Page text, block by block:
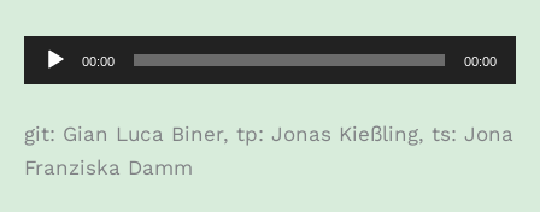
Audio-
Player
00:00 00:00
git: Gian Luca Biner, tp: Jonas Kießling, ts: Jona
Franziska Damm